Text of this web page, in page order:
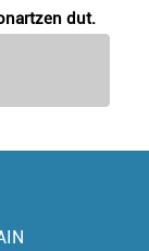
dut.